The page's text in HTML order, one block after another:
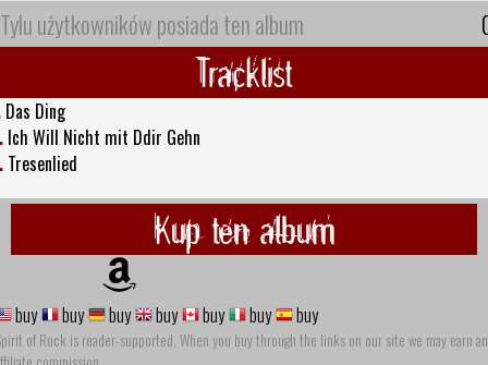
Tylu użytkowników posiada ten album
Tracklist
Das Ding
Ich Will Nicht mit Ddir Gehn
Tresenlied
Kup ten album
buy buy buy buy buy buy buy
of Rock is reader-supported. When you buy through the links on our site we may earn an